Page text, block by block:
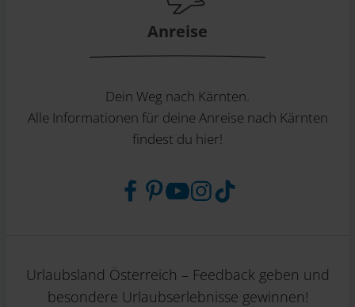
Anreise
Dein Weg nach Kärnten.
Alle Informationen für deine Anreise nach Kärnten
findest du hier!
Urlaubsland Österreich – Feedback geben und
besondere Urlaubserlebnisse gewinnen!